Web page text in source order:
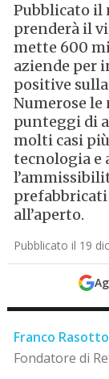
Pubblicato il
prenderà il
mette 600
aziende per
positive
Numerose
punteggi di
molti casi
tecnologia e
all’aperto.
Pubblicato il 19
Franco Rasotto
Fondatore di